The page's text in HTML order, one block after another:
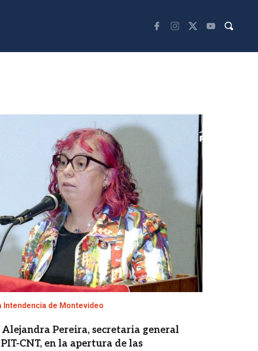
Intendencia de Montevideo
Alejandra Pereira, secretaria general
CNT, en la apertura de las